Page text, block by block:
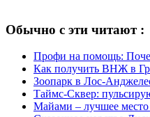
Обычно с эти читают :
Профи на помощь:
Как получить ВНЖ в
Зоопарк в Лос-
Таймс-Сквер:
Майами – лучшее место